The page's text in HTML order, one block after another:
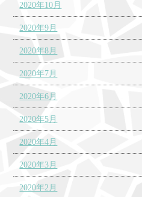
2020年10月
2020年9月
2020年8月
2020年7月
2020年6月
2020年5月
2020年4月
2020年3月
2020年2月